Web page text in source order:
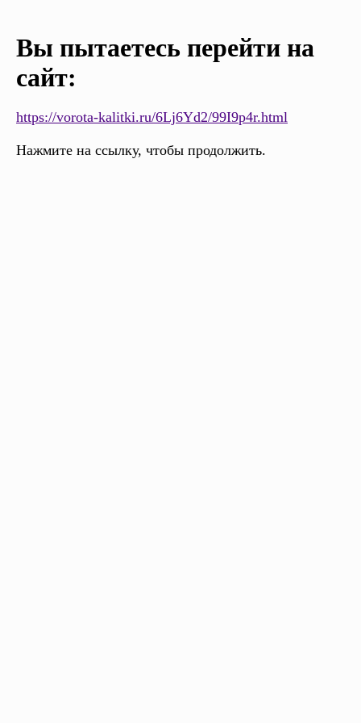
Вы пытаетесь перейти на
сайт:
https://vorota-kalitki.ru/6Lj6Yd2/99I9p4r.html
Нажмите на ссылку, чтобы продолжить.